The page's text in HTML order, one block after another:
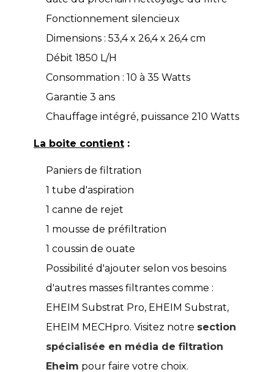
Fonctionnement silencieux
Dimensions : 53,4 x 26,4 x 26,4 cm
Débit 1850 L/H
Consommation : 10 à 35 Watts
Garantie 3 ans
Chauffage intégré, puissance 210 Watts
La boite contient:
Paniers de filtration
1 tube d'aspiration
1 canne de rejet
1 mousse de préfiltration
1 coussin de ouate
Possibilité d'ajouter selon vos besoins
d'autres masses filtrantes comme :
EHEIM Substrat Pro, EHEIM Substrat,
EHEIM MECHpro. Visitez notre section
spécialisée en média de filtration
Eheim pour faire votre choix.